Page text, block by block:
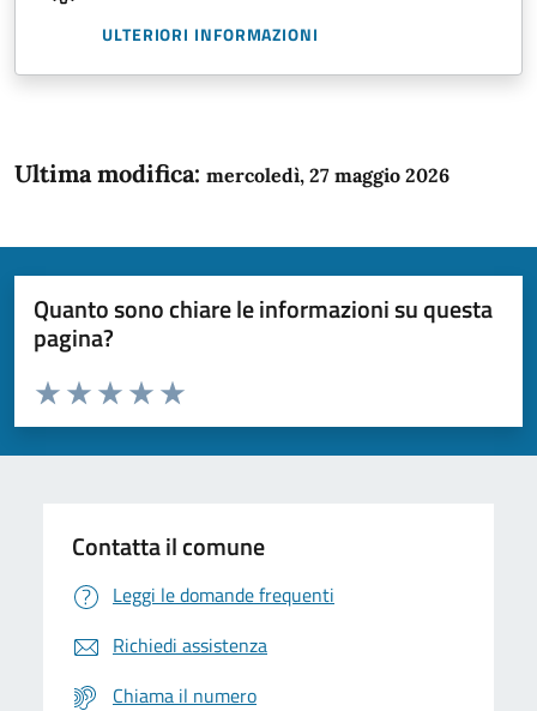
ULTERIORI INFORMAZIONI
Ultima modifica: mercoledì, 27 maggio 2026
Quanto sono chiare le informazioni su questa
pagina?
Domanda
Valuta da 1 a 5 stelle la pagina
Valuta 5 stelle su 5
Valuta 4 stelle su 5
Valuta 3 stelle su 5
Valuta 2 stelle su 5
Valuta 1 stelle su 5
Contatta il comune
Leggi le domande frequenti
Richiedi assistenza
Chiama il numero